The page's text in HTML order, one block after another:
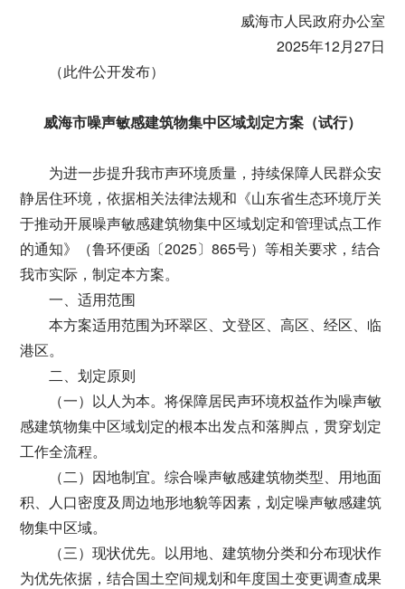
威海市人民政府办公室
2025年12月27日
（此件公开发布）
威海市噪声敏感建筑物集中区域划定方案（试行）
为进一步提升我市声环境质量，持续保障人民群众安
静居住环境，依据相关法律法规和《山东省生态环境厅关
于推动开展噪声敏感建筑物集中区域划定和管理试点工作
的通知》（鲁环便函〔2025〕865号）等相关要求，结合
我市实际，制定本方案。
一、适用范围
本方案适用范围为环翠区、文登区、高区、经区、临
港区。
二、划定原则
（一）以人为本。将保障居民声环境权益作为噪声敏
感建筑物集中区域划定的根本出发点和落脚点，贯穿划定
工作全流程。
（二）因地制宜。综合噪声敏感建筑物类型、用地面
积、人口密度及周边地形地貌等因素，划定噪声敏感建筑
物集中区域。
（三）现状优先。以用地、建筑物分类和分布现状作
为优先依据，结合国土空间规划和年度国土变更调查成果